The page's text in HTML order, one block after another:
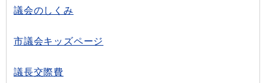
議会のしくみ
市議会キッズページ
議長交際費